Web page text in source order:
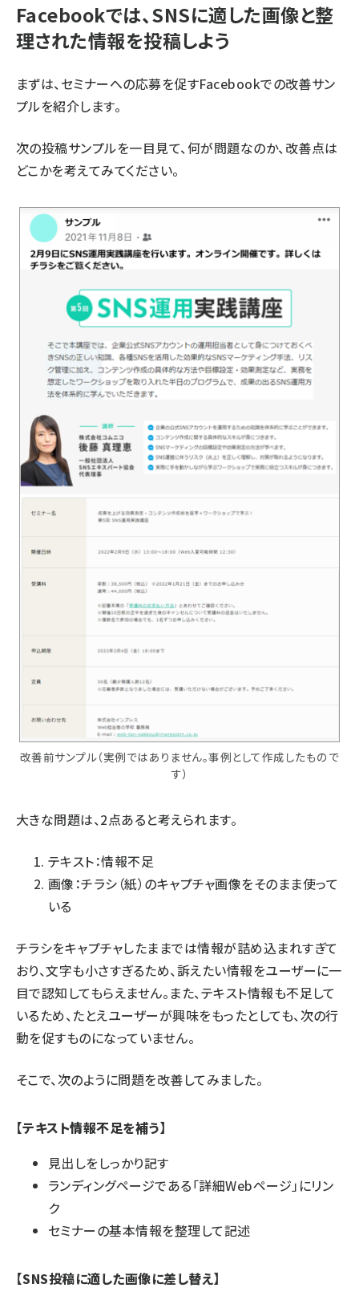
Facebookでは、SNSに適した画像と整
理された情報を投稿しよう
まずは、セミナーへの応募を促すFacebookでの改善サン
プルを紹介します。
次の投稿サンプルを一目見て、何が問題なのか、改善点は
どこかを考えてみてください。
改善前サンプル（実例ではありません。事例として作成したもので
す）
大きな問題は、2点あると考えられます。
テキスト：情報不足
画像：チラシ（紙）のキャプチャ画像をそのまま使って
いる
チラシをキャプチャしたままでは情報が詰め込まれすぎて
おり、文字も小さすぎるため、訴えたい情報をユーザーに一
目で認知してもらえません。また、テキスト情報も不足して
いるため、たとえユーザーが興味をもったとしても、次の行
動を促すものになっていません。
そこで、次のように問題を改善してみました。
【テキスト情報不足を補う】
見出しをしっかり記す
ランディングページである「詳細Webページ」にリン
ク
セミナーの基本情報を整理して記述
【SNS投稿に適した画像に差し替え】